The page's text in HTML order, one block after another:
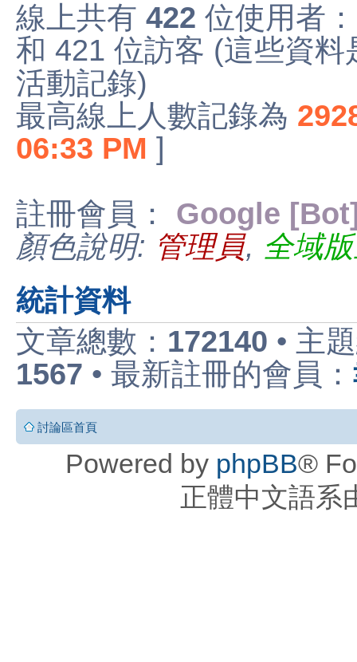
線上共有 422 位使用者
和 421 位訪客 (這些資
活動記錄)
最高線上人數記錄為
06:33 PM ]
註冊會員： Google
顏色說明: 管理員, 全域
統計資料
文章總數： 172140 • 主
1567 • 最新註冊的會員：
討論區首頁
Powered by phpBB®
正體中文語系